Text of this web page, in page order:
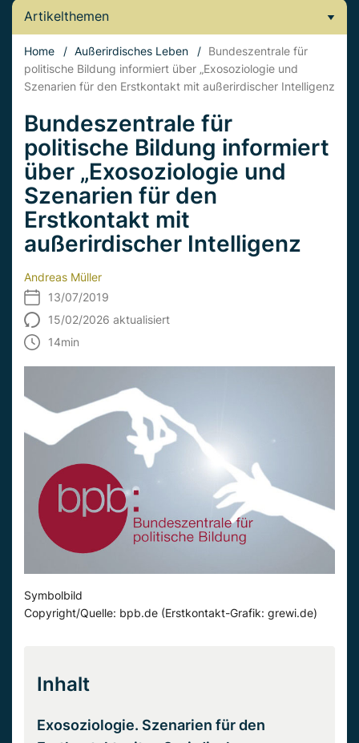
Artikelthemen
Home / Außerirdisches Leben / Bundeszentrale für
politische Bildung informiert über „Exosoziologie und
Szenarien für den Erstkontakt mit außerirdischer Intelligenz
Bundeszentrale für
politische Bildung informiert
über „Exosoziologie und
Szenarien für den
Erstkontakt mit
außerirdischer Intelligenz
Andreas Müller
13/07/2019
15/02/2026 aktualisiert
14min
Symbolbild
Copyright/Quelle: bpb.de (Erstkontakt-Grafik: grewi.de)
Inhalt
Exosoziologie. Szenarien für den